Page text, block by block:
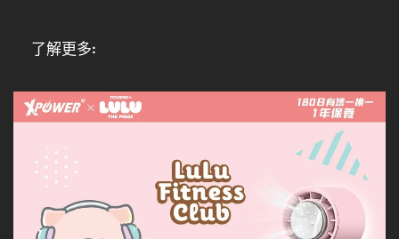
了解更多: